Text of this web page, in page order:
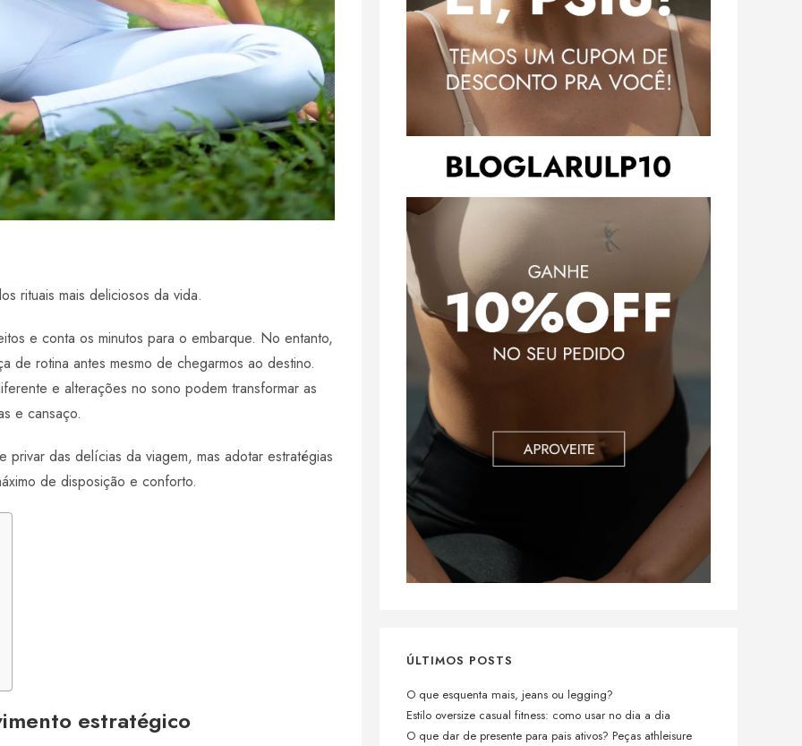
rituais mais deliciosos da vida.
e conta os minutos para o embarque. No entanto,
de rotina antes mesmo de chegarmos ao destino.
e alterações no sono podem transformar as
e cansaço.
das delícias da viagem, mas adotar estratégias
de disposição e conforto.
estratégico
ÚLTIMOS POSTS
O que esquenta mais, jeans ou legging?
Estilo oversize casual fitness: como usar no dia a dia
O que dar de presente para pais ativos? Peças athleisure